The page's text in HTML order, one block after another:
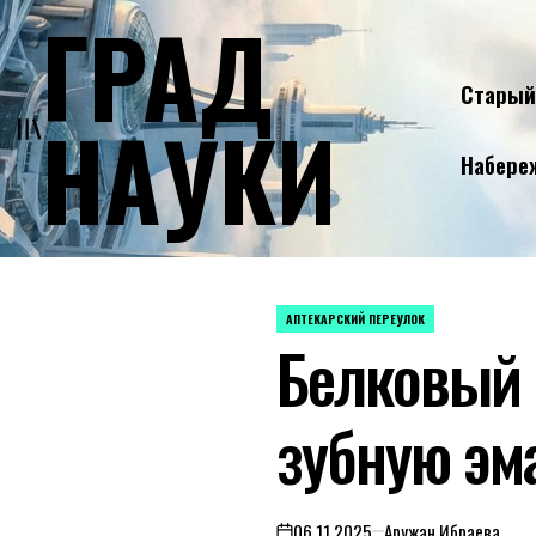
Skip
to
contentГРАД
НАУКИ
POSTED
АПТЕКАРСКИЙ ПЕРЕУЛОК
Белковый
зубную